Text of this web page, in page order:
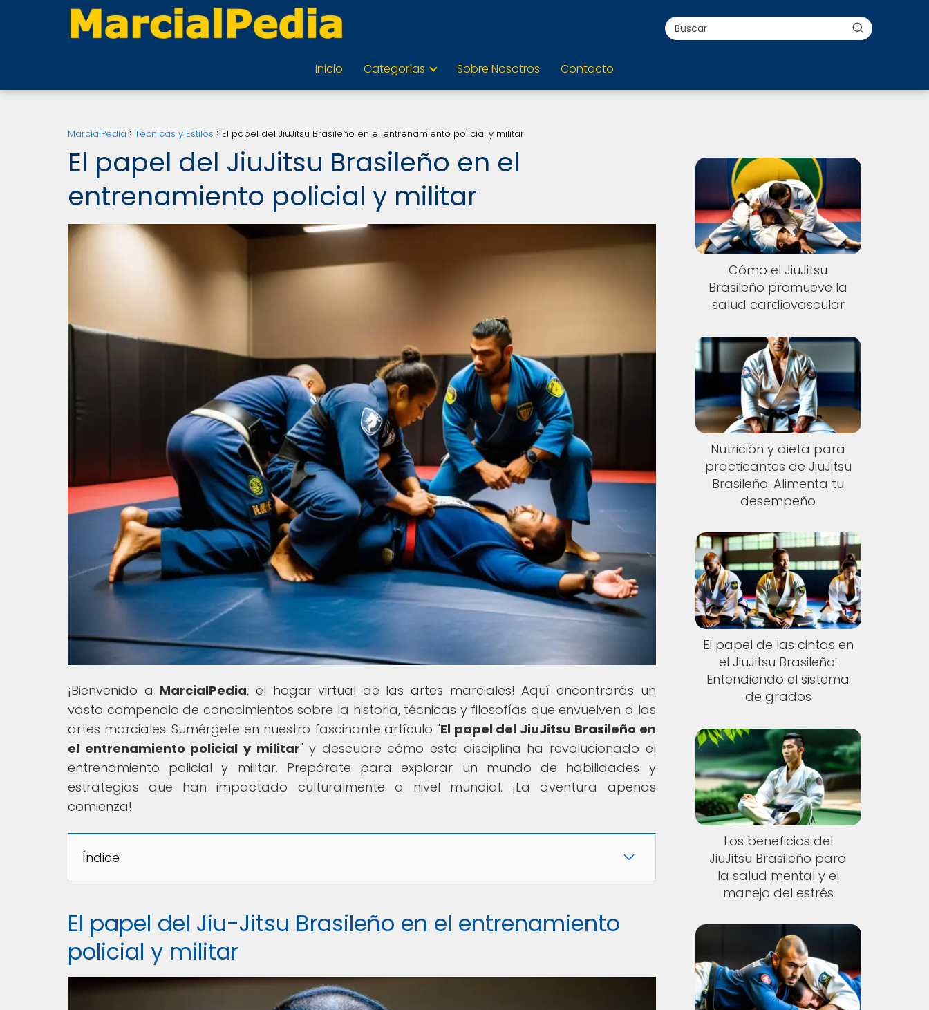
Inicio Categorías Sobre Nosotros Contacto
MarcialPedia Técnicas y Estilos El papel del JiuJitsu Brasileño en el entrenamiento policial y militar
El papel del JiuJitsu Brasileño en el
entrenamiento policial y militar
¡Bienvenido a MarcialPedia, el hogar virtual de las artes marciales! Aquí encontrarás un
vasto compendio de conocimientos sobre la historia, técnicas y filosofías que envuelven a las
artes marciales. Sumérgete en nuestro fascinante artículo "El papel del JiuJitsu Brasileño en
el entrenamiento policial y militar" y descubre cómo esta disciplina ha revolucionado el
entrenamiento policial y militar. Prepárate para explorar un mundo de habilidades y
estrategias que han impactado culturalmente a nivel mundial. ¡La aventura apenas
comienza!
Índice
El papel del Jiu-Jitsu Brasileño en el entrenamiento
policial y militar
Cómo el JiuJitsu
Brasileño promueve la
salud cardiovascular
Nutrición y dieta para
practicantes de JiuJitsu
Brasileño: Alimenta tu
desempeño
El papel de las cintas en
el JiuJitsu Brasileño:
Entendiendo el sistema
de grados
Los beneficios del
JiuJitsu Brasileño para
la salud mental y el
manejo del estrés